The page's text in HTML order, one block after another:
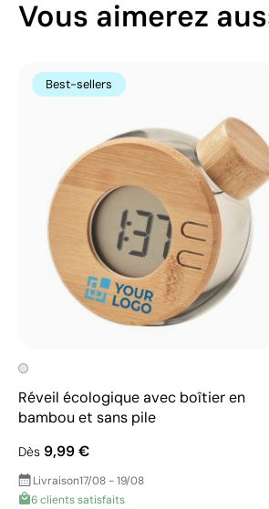
Vous aimerez
Best-sellers
Réveil écologique avec boîtier en
bambou et sans pile
Dès 9,99 €
Livraison17/08 - 19/08
6 clients satisfaits